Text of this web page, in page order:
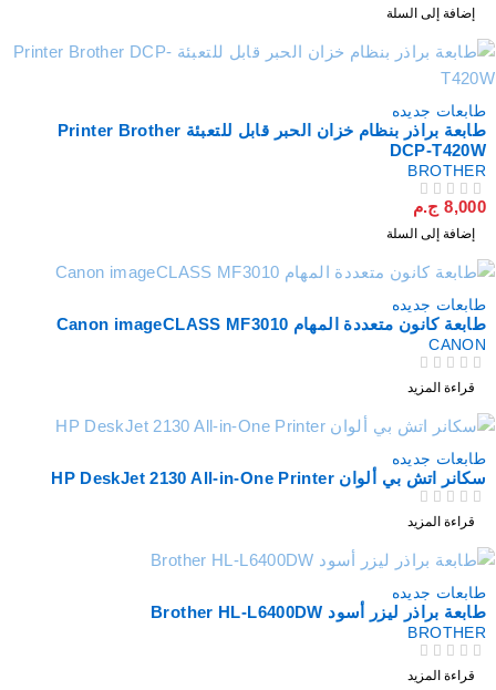
إضافة إلى السلة
طابعات جديده
طابعة براذر بنظام خزان الحبر قابل للتعبئة Printer Brother
DCP-T420W
BROTHER
8,000 ج.م
إضافة إلى السلة
طابعات جديده
طابعة كانون متعددة المهام Canon imageCLASS MF3010
CANON
قراءة المزيد
طابعات جديده
سكانر اتش بي ألوان HP DeskJet 2130 All-in-One Printer
قراءة المزيد
طابعات جديده
طابعة براذر ليزر أسود Brother HL-L6400DW
BROTHER
قراءة المزيد